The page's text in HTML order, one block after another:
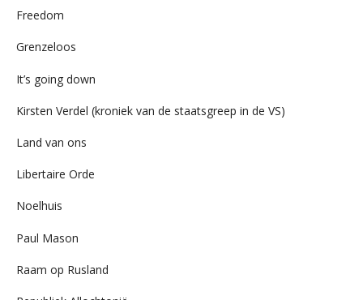
Freedom
Grenzeloos
It’s going down
Kirsten Verdel (kroniek van de staatsgreep in de VS)
Land van ons
Libertaire Orde
Noelhuis
Paul Mason
Raam op Rusland